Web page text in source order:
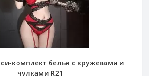
комплект белья с кружевами и
чулками R21